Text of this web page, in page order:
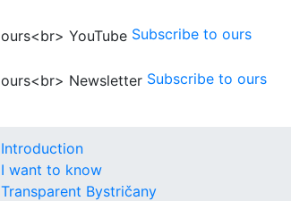
Subscribe to ours
Subscribe to ours
Introduction
I want to know
Transparent Bystričany